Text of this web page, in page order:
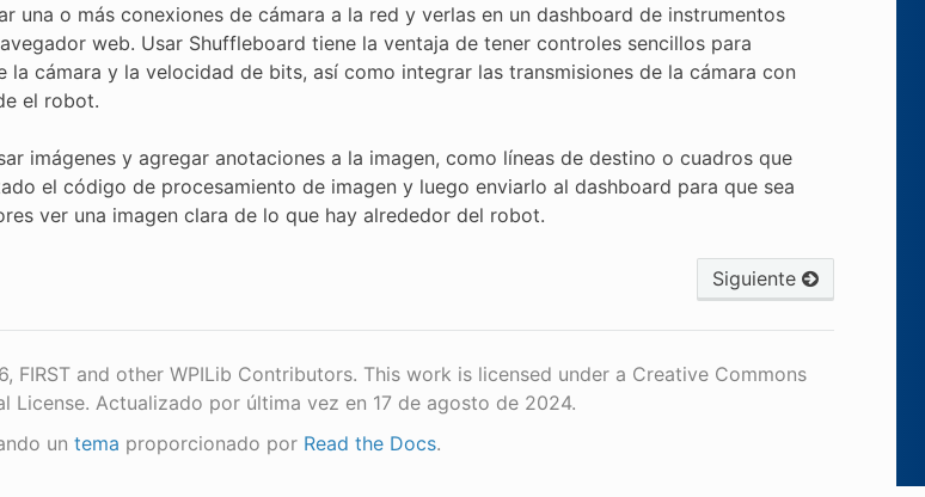
una o más conexiones de cámara a la red y verlas en un dashboard de instrumentos
web. Usar Shuffleboard tiene la ventaja de tener controles sencillos para
la cámara y la velocidad de bits, así como integrar las transmisiones de la cámara con
el robot.
imágenes y agregar anotaciones a la imagen, como líneas de destino o cuadros que
el código de procesamiento de imagen y luego enviarlo al dashboard para que sea
ver una imagen clara de lo que hay alrededor del robot.
Siguiente
FIRST and other WPILib Contributors. This work is licensed under a Creative Commons
License. Actualizado por última vez en 17 de agosto de 2024.
un tema proporcionado por Read the Docs.